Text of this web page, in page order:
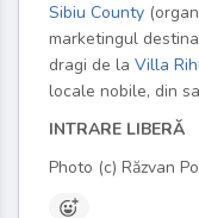
Sibiu County
marketingul
dragi de la Villa
locale nobile, din
INTRARE LIBERĂ
Photo (c) Răzvan